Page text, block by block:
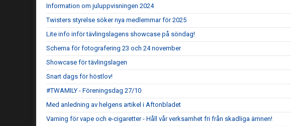
Information om juluppvisningen 2024
Twisters styrelse söker nya medlemmar för 2025
Lite info inför tävlingslagens showcase på söndag!
Schema för fotografering 23 och 24 november
Showcase för tävlingslagen
Snart dags för höstlov!
#TWAMILY - Föreningsdag 27/10
Med anledning av helgens artikel i Aftonbladet
Varning för vape och e-cigaretter - Håll vår verksamhet fri från skadliga ämnen!